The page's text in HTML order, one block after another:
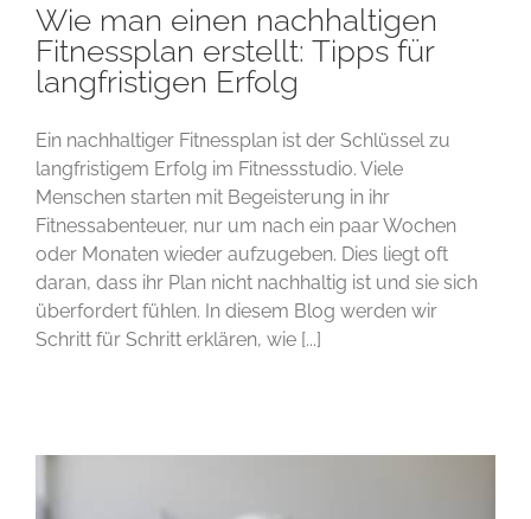
Wie man einen nachhaltigen
Fitnessplan erstellt: Tipps für
langfristigen Erfolg
Ein nachhaltiger Fitnessplan ist der Schlüssel zu
langfristigem Erfolg im Fitnessstudio. Viele
Menschen starten mit Begeisterung in ihr
Fitnessabenteuer, nur um nach ein paar Wochen
oder Monaten wieder aufzugeben. Dies liegt oft
daran, dass ihr Plan nicht nachhaltig ist und sie sich
überfordert fühlen. In diesem Blog werden wir
Schritt für Schritt erklären, wie [...]